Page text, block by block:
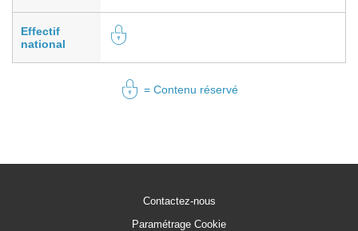
Effectif
national
= Contenu réservé
Contactez-nous
Paramétrage Cookie